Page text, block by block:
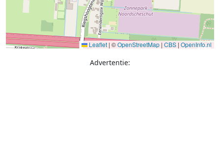
Leaflet|©OpenStreetMap| CBS|OpenInfo.nl
Advertentie: